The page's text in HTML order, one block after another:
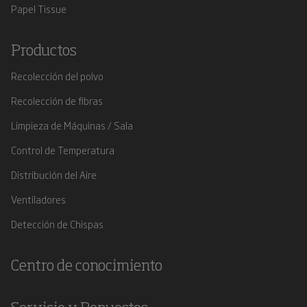
Papel Tissue
Productos
Recolección del polvo
Recolección de fibras
Limpieza de Máquinas / Sala
Control de Temperatura
Distribución del Aire
Ventiladores
Detección de Chispas
Centro de conocimiento